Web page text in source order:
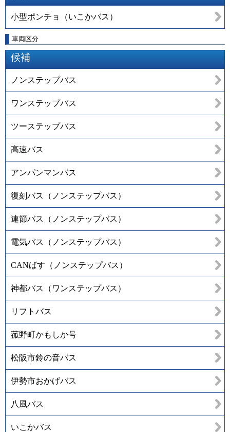
小型ポンチョ（いこかバス）
車両区分
候補
ノンステップバス
ワンステップバス
ツーステップバス
高速バス
アンパンマンバス
復刻バス（ノンステップバス）
連節バス（ノンステップバス）
電気バス（ノンステップバス）
CANばす（ノンステップバス）
神都バス（ワンステップバス）
リフトバス
菰野町かもしか号
松阪市鈴の音バス
伊勢市おかげバス
八風バス
いこかバス